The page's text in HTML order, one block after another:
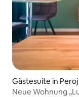
Gästesuite in Peroj
Neue Wohnung